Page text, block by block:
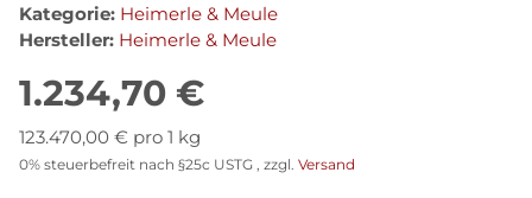
Kategorie: Heimerle & Meule
Hersteller: Heimerle & Meule
1.234,70 €
123.470,00 € pro 1 kg
0% steuerbefreit nach §25c USTG , zzgl. Versand